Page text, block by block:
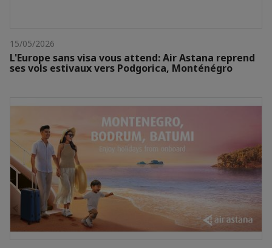
15/05/2026
L'Europe sans visa vous attend: Air Astana reprend
ses vols estivaux vers Podgorica, Monténégro